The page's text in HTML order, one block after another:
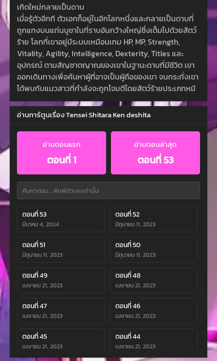
เกิดใหม่กลายเป็นดาบ
เมื่อรู้ตัวอีกที ตัวเอกก็อยู่ในอีกโลกหนึ่งและกลายเป็นดาบที่
ถูกแทงบนแท่นบูชาในที่ราบอันกว้างใหญ่ซึ่งเต็มไปด้วยสัตว์
ร้าย โลกที่เขาอยู่มีระบบเหมือนเกม HP, MP, Strength,
Vitality, Agility, Intelligence, Dexterity, Titles และ
อุปกรณ์ ตามสัญชาตญาณของเขาในฐานะดาบที่มีชีวิต เขา
ออกเดินทางเพื่อค้นหาผู้ที่อาจเป็นผู้ถือของเขา จนกระทั่งเขา
ได้พบกับแมวสาวที่กำลังจะถูกโจมตีโดยสัตว์ร้ายประเภทหมี
อ่านการ์ตูนเรื่อง Tensei Shitara Ken deshita
อ่านตอนแรก
ตอนที่ 1
อ่านตอนล่าสุด
ตอนที่ 53
ตอนที่ 53
มีนาคม 4, 2024
ตอนที่ 52
มิถุนายน 11, 2023
ตอนที่ 51
มิถุนายน 11, 2023
ตอนที่ 50
มิถุนายน 11, 2023
ตอนที่ 49
เมษายน 21, 2023
ตอนที่ 48
เมษายน 21, 2023
ตอนที่ 47
เมษายน 21, 2023
ตอนที่ 46
เมษายน 21, 2023
ตอนที่ 45
เมษายน 21, 2023
ตอนที่ 44
เมษายน 21, 2023